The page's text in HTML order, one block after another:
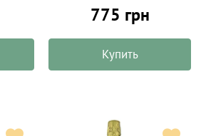
775 грн
Купить